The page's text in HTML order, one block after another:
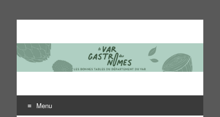
Le Var des gastronomes
Les bonnes tables du département du Var
Menu